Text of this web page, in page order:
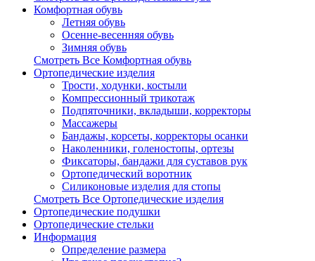
Комфортная обувь
Летняя обувь
Осенне-весенняя обувь
Зимняя обувь
Смотреть Все Комфортная обувь
Ортопедические изделия
Трости, ходунки, костыли
Компрессионный трикотаж
Подпяточники, вкладыши, корректоры
Массажеры
Бандажы, корсеты, корректоры осанки
Наколенники, голеностопы, ортезы
Фиксаторы, бандажи для суставов рук
Ортопедический воротник
Силиконовые изделия для стопы
Смотреть Все Ортопедические изделия
Ортопедические подушки
Ортопедические стельки
Информация
Определение размера